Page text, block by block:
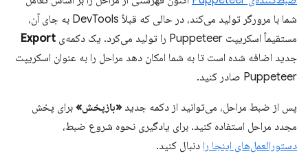
شما با مرورگر تولید می‌کند، در حالی که قبلاً DevTools به جای آن،
مستقیماً اسکریپت Puppeteer را تولید می‌کرد. یک دکمه‌ی
Export
جدید اضافه شده است تا به شما امکان دهد مراحل را به عنوان اسکریپت
Puppeteer صادر کنید.
پس از ضبط مراحل، می‌توانید از دکمه جدید «بازپخش» برای پخش
مجدد مراحل استفاده کنید. برای یادگیری نحوه شروع ضبط،
دستورالعمل‌های اینجا را دنبال کنید.